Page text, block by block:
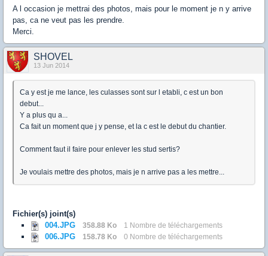
A l occasion je mettrai des photos, mais pour le moment je n y arrive
pas, ca ne veut pas les prendre.
Merci.
SHOVEL
13 Jun 2014
Ca y est je me lance, les culasses sont sur l etabli, c est un bon
debut...
Y a plus qu a...
Ca fait un moment que j y pense, et la c est le debut du chantier.
Comment faut il faire pour enlever les stud sertis?
Je voulais mettre des photos, mais je n arrive pas a les mettre...
Fichier(s) joint(s)
004.JPG
358.88 Ko 1 Nombre de téléchargements
006.JPG 158.78 Ko 0 Nombre de téléchargements